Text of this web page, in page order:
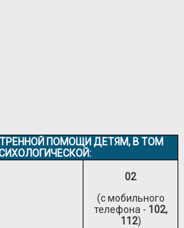
ПОМОЩИ ДЕТЯМ, В ТОМ
02
(с мобильного
телефона - 102,
112)